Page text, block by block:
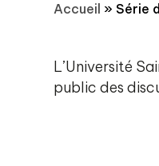
Accueil »Série
L’Université
public des